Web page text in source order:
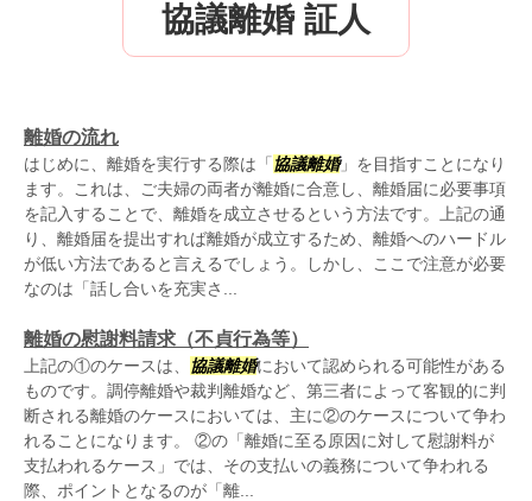
協議離婚 証人
離婚の流れ
はじめに、離婚を実行する際は「 協議離婚」を目指すことになり
ます。これは、ご夫婦の両者が離婚に合意し、離婚届に必要事項
を記入することで、離婚を成立させるという方法です。上記の通
り、離婚届を提出すれば離婚が成立するため、離婚へのハードル
が低い方法であると言えるでしょう。しかし、ここで注意が必要
なのは「話し合いを充実さ...
離婚の慰謝料請求（不貞行為等）
上記の①のケースは、 協議離婚において認められる可能性がある
ものです。調停離婚や裁判離婚など、第三者によって客観的に判
断される離婚のケースにおいては、主に②のケースについて争わ
れることになります。 ②の「離婚に至る原因に対して慰謝料が
支払われるケース」では、その支払いの義務について争われる
際、ポイントとなるのが「離...